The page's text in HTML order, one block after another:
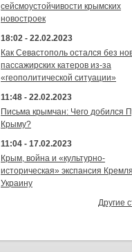
сейсмоустойчивости крымских
новостроек
18:02 - 22.02.2023
Как Севастополь остался без
пассажирских катеров из-за
«геополитической ситуации»
11:48 - 22.02.2023
Письма крымчан: Чего добился
Крыму?
11:04 - 17.02.2023
Крым, война и «культурно-
историческая» экспансия
Украину
Другие